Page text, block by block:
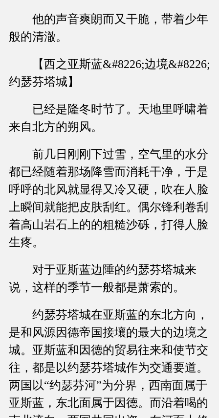
他的声音爽朗而又干脆，带着少年
般的清澈。
【西之亚斯蓝&#8226;边境&#8226;
约瑟芬塔城】
已经是隆冬时节了。天地里呼啸着
来自北方的朔风。
前几日刚刚下过雪，空气里的水分
都已经随着那场降雪而消耗干净，于是
呼呼的北风就显得又冷又硬，吹在人脸
上瞬间就能把皮肤刮红。偶尔锋利卷刮
着高山岩石上的的粗糙沙砾，打得人脸
生疼。
对于亚斯蓝边陲的约瑟芬塔城来
说，这样的季节一般都是萧索的。
约瑟芬塔城在亚斯蓝的东北方向，
是和风源因德帝国接壤的最大的边境之
城。亚斯蓝和因德的贸易往来和使节交
往，都是以约瑟芬塔城作为交通要道。
两国以“约瑟芬河”为分界，西南面属于
亚斯蓝，东北面属于因德。而沿着喝的